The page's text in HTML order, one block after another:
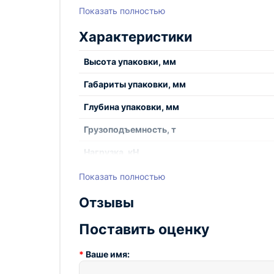
Техническому регламенту Таможенного
Продукция, поставляемая на рынок
имеет сертификаты CE.
Грузоподъемность, т
Габариты, см
Показать полностью
Характеристики
Высота упаковки, мм
Габариты упаковки, мм
Глубина упаковки, мм
Грузоподъемность, т
Нагрузка, кН
Тип
Ход штока, мм
Показать полностью
Отзывы
Поставить оценку
Ваше имя: